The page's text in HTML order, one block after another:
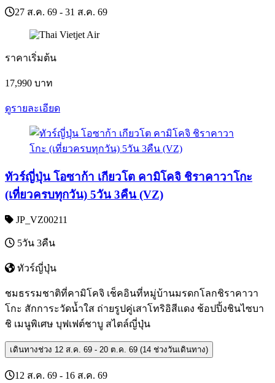
27 ส.ค. 69 - 31 ส.ค. 69
ราคาเริ่มต้น
17,990 บาท
ดูรายละเอียด
ทัวร์ญี่ปุ่น โอซาก้า เกียวโต คามิโคจิ ชิราคาวาโกะ
(เที่ยวครบทุกวัน) 5วัน 3คืน (VZ)
JP_VZ00211
5วัน 3คืน
ทัวร์ญี่ปุ่น
ชมธรรมชาติที่คามิโคจิ เช็คอินที่หมู่บ้านมรดกโลกชิราคาวา
โกะ สักการะวัดน้ำใส ถ่ายรูปคู่เสาโทริอิสีแดง ช้อปปิ้งชินไซบา
ชิ เมนูพิเศษ บุฟเฟต์ชาบู สไตล์ญี่ปุ่น
เดินทางช่วง 12 ส.ค. 69 - 20 ต.ค. 69 (14 ช่วงวันเดินทาง)
12 ส.ค. 69 - 16 ส.ค. 69